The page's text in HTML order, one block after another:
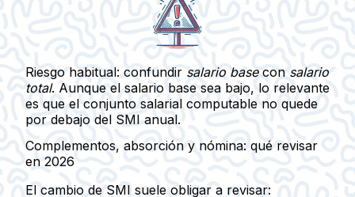
Riesgo habitual: confundir salario basecon salario
total. Aunque el salario base sea bajo, lo relevante
es que el conjunto salarial computable no quede
por debajo del SMI anual.
Complementos, absorción y nómina: qué revisar
en 2026
El cambio de SMI suele obligar a revisar: